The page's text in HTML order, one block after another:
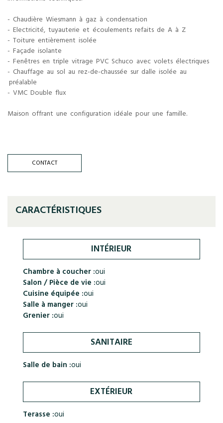
- Chaudière Wiesmann à gaz à condensation
- Electricité, tuyauterie et écoulements refaits de A à Z
- Toiture entièrement isolée
- Façade isolante
- Fenêtres en triple vitrage PVC Schuco avec volets électriques
- Chauffage au sol au rez-de-chaussée sur dalle isolée au
préalable
- VMC Double flux
Maison offrant une configuration idéale pour une famille.
CONTACT
CARACTÉRISTIQUES
INTÉRIEUR
Chambre à coucher :oui
Salon / Pièce de vie :oui
Cuisine équipée :oui
Salle à manger :oui
Grenier :oui
SANITAIRE
Salle de bain :oui
EXTÉRIEUR
Terasse :oui